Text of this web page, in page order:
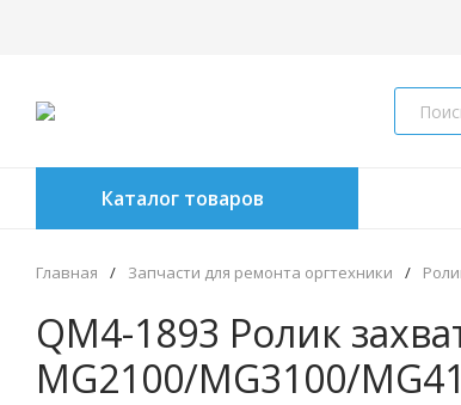
Каталог товаров
Главная / Запчасти для ремонта оргтехники /
QM4-1893 Ролик
MG2100/MG3100/